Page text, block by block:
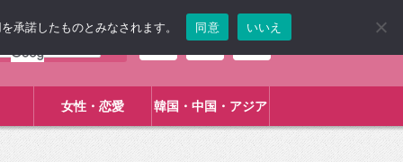
女性・恋愛 韓国・中国・アジア
承諾したものとみなされます。 同意 いいえ